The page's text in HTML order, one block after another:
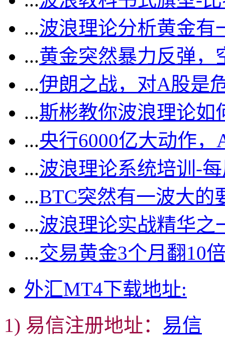
...波浪理论分析黄金有
...黄金突然暴力反弹，
...伊朗之战，对A股是
...斯彬教你波浪理论如
...央行6000亿大动作
...波浪理论系统培训-
...BTC突然有一波大的
...波浪理论实战精华
...交易黄金3个月翻10
外汇MT4下载地址:
1) 易信注册地址： 易信